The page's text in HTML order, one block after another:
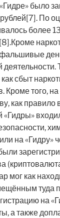
было
По
более
сбыт
Кроме того,
как
на «Гидру»
как
туда
на
а также